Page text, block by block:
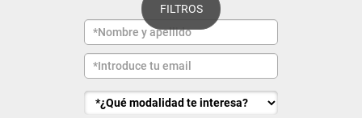
FILTROS